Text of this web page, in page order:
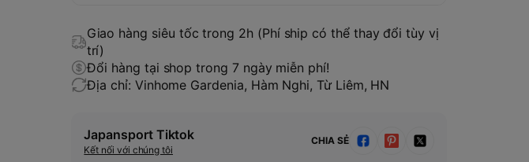
Giao hàng siêu tốc trong 2h (Phí ship có thể thay đổi tùy vị
trí)
Đổi hàng tại shop trong 7 ngày miễn phí!
Địa chỉ: Vinhome Gardenia, Hàm Nghi, Từ Liêm, HN
Japansport Tiktok
Kết nối với chúng tôi
CHIA SẺ